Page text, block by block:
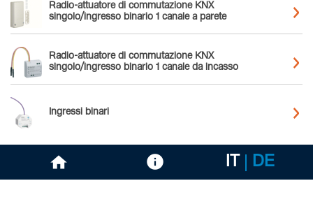
Radio-attuatore di commutazione KNX
singolo/ingresso binario 1 canale a parete
Radio-attuatore di commutazione KNX
singolo/ingresso binario 1 canale da incasso
Ingressi binari
IT DE